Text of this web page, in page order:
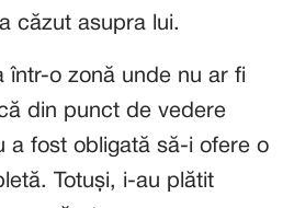
căzut asupra lui.
într-o zonă unde nu ar fi
din punct de vedere
a fost obligată să-i ofere o
Totuși, i-au plătit